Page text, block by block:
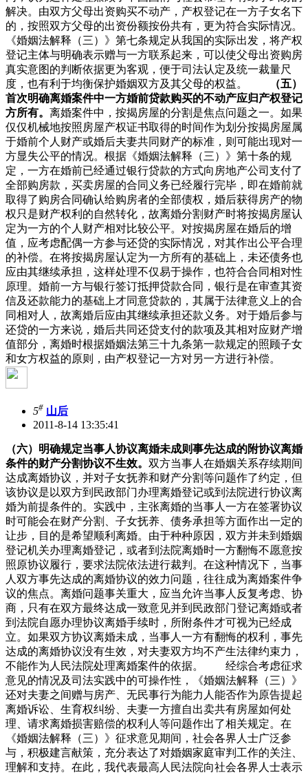
解决。由双方父母出资购买不动产，产权登记在一方子女名下
的，按照双方父母的出资份额按份共有，更为符合实际情况。
《婚姻法解释（三）》第七条规定从我国的实际出发，将产权
登记主体与明确表示赠与一方联系起来，可以使父母出资购房
真实意图的判断依据更为客观，便于司法认定及统一裁量尺
度，也有利于均衡保护婚姻双方及其父母的权益。
（五）
首次明确离婚案件中一方婚前贷款购买的不动产应归产权登记
方所有。 离婚案件中，按揭房屋的分割是焦点问题之一。如果
仅仅机械地按照房屋产权证书取得的时间作为划分按揭房屋属
于婚前个人财产或婚后夫妻共同财产的标准，则可能出现对一
方显失公平的情况。根据《婚姻法解释（三）》第十条的规
定，一方在婚前已经通过银行贷款的方式向房地产公司支付了
全部购房款，买卖房屋的合同义务已经履行完毕，即在婚前就
取得了购房合同确认给购房者的全部债权，婚后获得房产的物
权只是财产权利的自然转化，故离婚分割财产时将按揭房屋认
定为一方的个人财产相对比较公平。对按揭房屋在婚后的增
值，应考虑配偶一方参与还贷的实际情况，对其作出公平合理
的补偿。在将按揭房屋认定为一方所有的基础上，未还债务也
应由其继续承担，这样处理不仅易于操作，也符合合同相对性
原理。婚前一方与银行签订抵押贷款合同，银行是在审查其资
信及还款能力的基础上才同意贷款的，其属于法律意义上的合
同相对人，故离婚后应由其继续承担还款义务。对于婚后参与
还贷的一方来说，婚后共同还贷支付的款项及其相对应财产增
值部分，离婚时根据婚姻法第三十九条第一款规定的照顾子女
和女方权益的原则，由产权登记一方对另一方进行补偿。
5# 山后
2011-8-14 13:35:41
（六）明确规定当事人协议离婚未成则事先达成的附协议离婚
条件的财产分割协议不生效。 双方当事人在婚姻关系存续期间
达成离婚协议，并对子女抚养和财产分割等问题作了约定，但
该协议是以双方到民政部门办理离婚登记或到法院进行协议离
婚为前提条件的。实践中，主张离婚的当事人一方在签署协议
时可能会在财产分割、子女抚养、债务承担等方面作出一定的
让步，目的是希望顺利离婚。由于种种原因，双方并未到婚姻
登记机关办理离婚登记，或者到法院离婚时一方翻悔不愿意按
照原协议履行，要求法院依法进行裁判。在这种情况下，当事
人双方事先达成的离婚协议的效力问题，往往成为离婚案件争
议的焦点。离婚问题事关重大，应当允许当事人反复考虑、协
商，只有在双方最终达成一致意见并到民政部门登记离婚或者
到法院自愿办理协议离婚手续时，所附条件才可视为已经成
立。如果双方协议离婚未成，当事人一方有翻悔的权利，事先
达成的离婚协议没有生效，对夫妻双方均不产生法律约束力，
不能作为人民法院处理离婚案件的依据。 经综合考虑征求
意见的情况及司法实践中的可操作性，《婚姻法解释（三）》
还对夫妻之间赠与房产、无民事行为能力人能否作为原告提起
离婚诉讼、生育权纠纷、夫妻一方擅自出卖共有房屋如何处
理、请求离婚损害赔偿的权利人等问题作出了相关规定。在
《婚姻法解释（三）》征求意见期间，社会各界人士广泛参
与，积极建言献策，充分表达了对婚姻家庭审判工作的关注、
理解和支持。在此，我代表最高人民法院向社会各界人士表示